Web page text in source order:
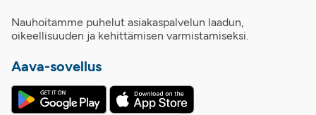
Nauhoitamme puhelut asiakaspalvelun laadun,
oikeellisuuden ja kehittämisen varmistamiseksi.
Aava-sovellus